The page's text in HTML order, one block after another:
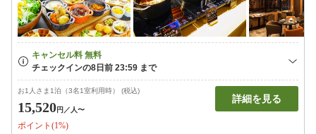
お1人さま1泊（3名1室利用時） (税込)
15,520円 ／人〜
ポイント(1%)
詳細を見る